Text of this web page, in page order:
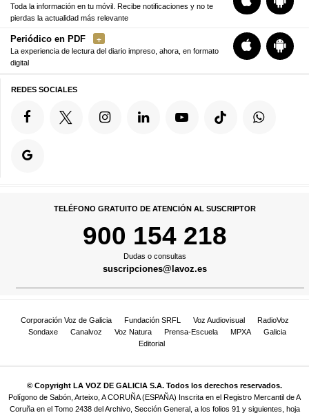
Toda la información en tu móvil. Recibe notificaciones y no te
pierdas la actualidad más relevante
Periódico en PDF
La experiencia de lectura del diario impreso, ahora, en formato
digital
REDES SOCIALES
TELÉFONO GRATUITO DE ATENCIÓN AL SUSCRIPTOR
900 154 218
Dudas o consultas
suscripciones@lavoz.es
Corporación Voz de Galicia Fundación SRFL Voz Audiovisual
RadioVoz
Sondaxe
Canalvoz Voz Natura Prensa-Escuela MPXA
Galicia
Editorial
© Copyright LA VOZ DE GALICIA S.A. Todos los derechos reservados.
Polígono de Sabón, Arteixo, A CORUÑA (ESPAÑA) Inscrita en el Registro Mercantil de A
Coruña en el Tomo 2438 del Archivo, Sección General, a los folios 91 y siguientes, hoja